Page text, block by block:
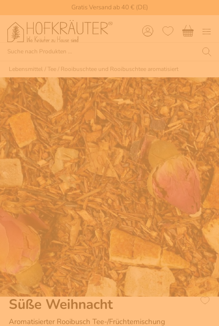
Gratis Versand ab 40 € (DE)
Lebensmittel / Tee/ Rooibuschtee und Rooibuschtee aromatisiert
Süße Weihnacht
Aromatisierter Rooibusch Tee-/Früchtemischung